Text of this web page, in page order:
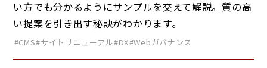
い方でも分かるようにサンプルを交えて解説。質の高
い提案を引き出す秘訣がわかります。
#CMS#サイトリニューアル#DX#Webガバナンス